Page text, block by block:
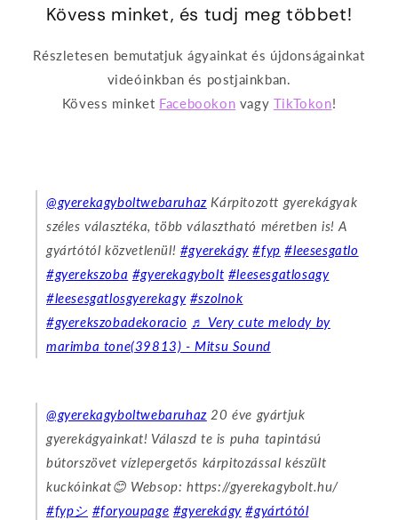
Kövess minket, és tudj meg többet!
Részletesen bemutatjuk ágyainkat és újdonságainkat
videóinkban és postjainkban.
Kövess minket Facebookon vagy TikTokon!
@gyerekagyboltwebaruhazKárpitozott gyerekágyak
széles választéka, több választható méretben is! A
gyártótól közvetlenül! #gyerekágy #fyp #leesesgatlo
#gyerekszoba #gyerekagybolt #leesesgatlosagy
#leesesgatlosgyerekagy #szolnok
#gyerekszobadekoracio ♬ Very cute melody by
marimba tone(39813) - Mitsu Sound
@gyerekagyboltwebaruhaz20 éve gyártjuk
gyerekágyainkat! Válaszd te is puha tapintású
bútorszövet vízlepergetős kárpitozással készült
kuckóinkat😊 Websop: https://gyerekagybolt.hu/
#fypシ #foryoupage #gyerekágy #gyártótól